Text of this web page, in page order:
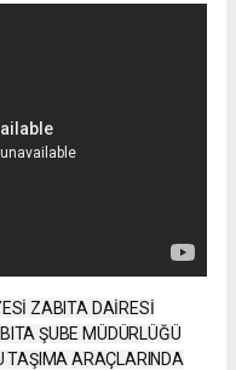
ZABITA DAİRESİ
ŞUBE MÜDÜRLÜĞÜ
TAŞIMA ARAÇLARINDA